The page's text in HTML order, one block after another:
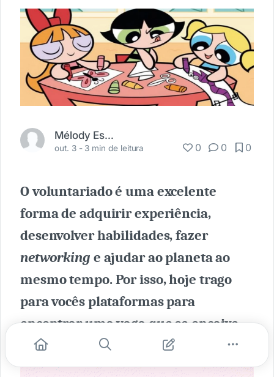
Mélody Espindola
out. 3 - 3 min de leitura 0 0 0
O voluntariado é uma excelente
forma de adquirir experiência,
desenvolver habilidades, fazer
networking e ajudar ao planeta ao
mesmo tempo. Por isso, hoje trago
para vocês plataformas para
encontrar uma vaga que se encaixe
na sua realidade. ✨